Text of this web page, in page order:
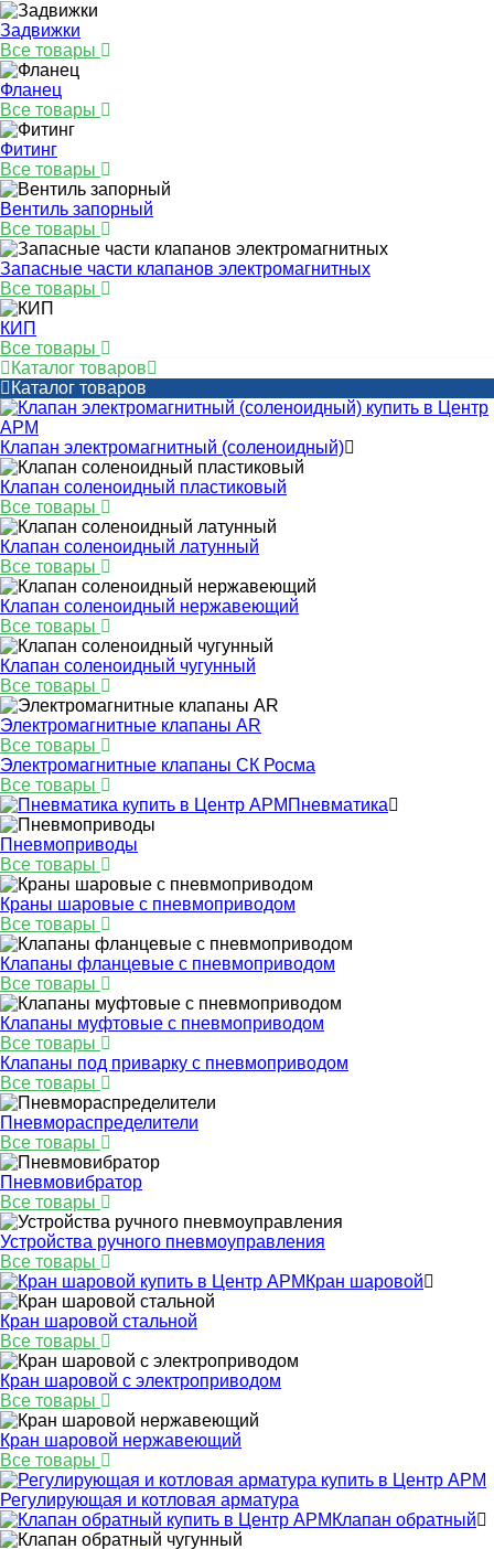
Задвижки
Все товары
Фланец
Все товары
Фитинг
Все товары
Вентиль запорный
Все товары
Запасные части клапанов электромагнитных
Все товары
КИП
Все товары
Каталог товаров
Каталог товаров
Клапан электромагнитный (соленоидный)
Клапан соленоидный пластиковый
Все товары
Клапан соленоидный латунный
Все товары
Клапан соленоидный нержавеющий
Все товары
Клапан соленоидный чугунный
Все товары
Электромагнитные клапаны AR
Все товары
Электромагнитные клапаны СК Росма
Все товары
Пневматика
Пневмоприводы
Все товары
Краны шаровые с пневмоприводом
Все товары
Клапаны фланцевые с пневмоприводом
Все товары
Клапаны муфтовые с пневмоприводом
Все товары
Клапаны под приварку с пневмоприводом
Все товары
Пневмораспределители
Все товары
Пневмовибратор
Все товары
Устройства ручного пневмоуправления
Все товары
Кран шаровой
Кран шаровой стальной
Все товары
Кран шаровой с электроприводом
Все товары
Кран шаровой нержавеющий
Все товары
Регулирующая и котловая арматура
Клапан обратный